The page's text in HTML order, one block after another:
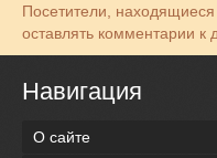
Посетители, находящиеся
оставлять комментарии к
Навигация
О сайте